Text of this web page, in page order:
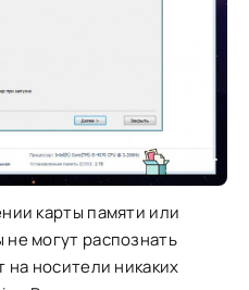
карты памяти или
могут распознать
на носители никаких